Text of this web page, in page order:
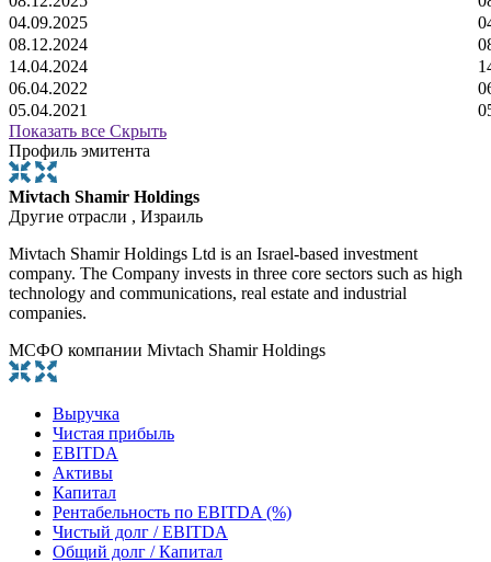
04.09.2025
08.12.2024
14.04.2024
06.04.2022
05.04.2021
Показать все Скрыть
Профиль эмитента
Mivtach Shamir Holdings
Другие отрасли , Израиль
Mivtach Shamir Holdings Ltd is an Israel-based investment
company. The Company invests in three core sectors such as high
technology and communications, real estate and industrial
companies.
МСФО компании Mivtach Shamir Holdings
Выручка
Чистая прибыль
EBITDA
Активы
Капитал
Рентабельность по EBITDA (%)
Чистый долг / EBITDA
Общий долг / Капитал